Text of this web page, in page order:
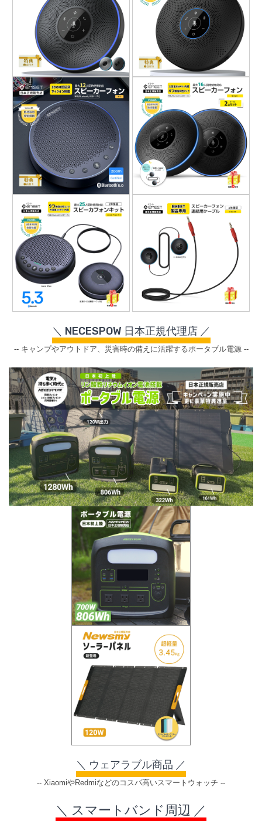
＼ NECESPOW 日本正規代理店 ／
-- キャンプやアウトドア、災害時の備えに活躍するポータブル電源 --
＼ ウェアラブル商品 ／
-- XiaomiやRedmiなどのコスパ高いスマートウォッチ --
＼ スマートバンド周辺 ／